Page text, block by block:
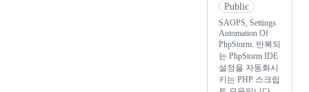
Public
SAOPS, Settings
Automation Of
PhpStorm. 반복되
는 PhpStorm IDE
설정을 자동화시
키는 PHP 스크립